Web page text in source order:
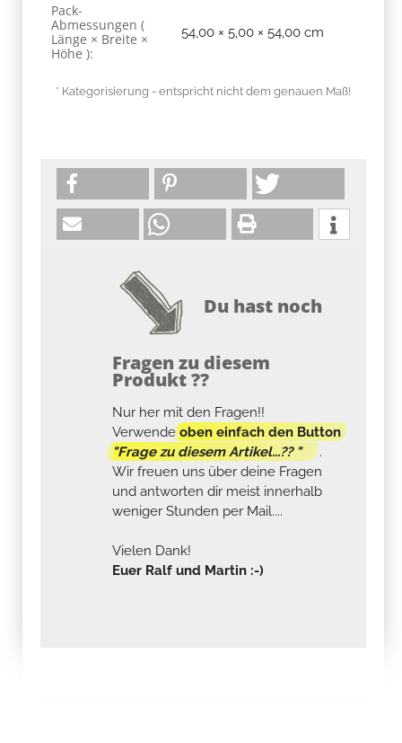
Pack-
Abmessungen (
Länge × Breite ×
Höhe ):
54,00 × 5,00 × 54,00 cm
* Kategorisierung - entspricht nicht dem genauen Maß!
Du hast noch
Fragen zu diesem
Produkt ??
Nur her mit den Fragen!!
Verwendeoben einfach den Button
"Frage zu diesem Artikel...?? "
.
Wir freuen uns über deine Fragen
und antworten dir meist innerhalb
weniger Stunden per Mail....
Vielen Dank!
Euer Ralf und Martin :-)